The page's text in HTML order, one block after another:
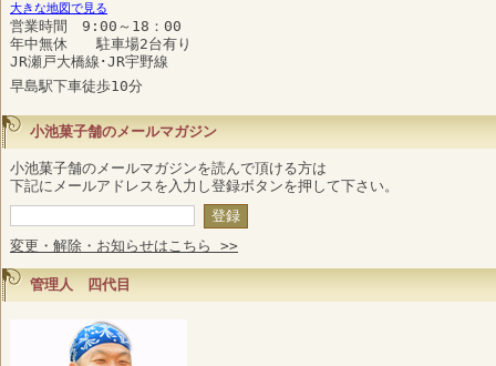
大きな地図で見る
営業時間 9:00～18：00
年中無休 駐車場2台有り
JR瀬戸大橋線･JR宇野線
早島駅下車徒歩10分
小池菓子舗のメールマガジン
小池菓子舗のメールマガジンを読んで頂ける方は
下記にメールアドレスを入力し登録ボタンを押して下さい。
変更・解除・お知らせはこちら >>
管理人 四代目